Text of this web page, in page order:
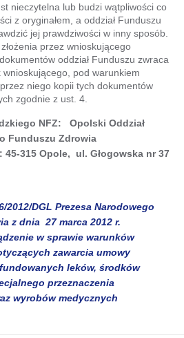
nieczytelna lub budzi wątpliwości co
z oryginałem, a oddział Funduszu
jej prawdziwości w inny sposób.
przez wnioskującego
oddział Funduszu zwraca
wnioskującego, pod warunkiem
niego kopii tych dokumentów
zgodnie z ust. 4.
NFZ: Opolski Oddział
Funduszu Zdrowia
45-315 Opole, ul. Głogowska nr 37
2012/DGL Prezesa Narodowego
z dnia 27 marca 2012 r.
w sprawie warunków
zawarcia umowy
leków, środków
przeznaczenia
wyrobów medycznych